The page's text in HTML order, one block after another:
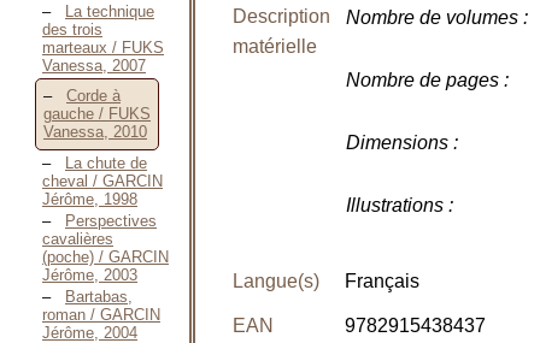
La technique
des trois
marteaux / FUKS
Vanessa, 2007
Corde à
gauche / FUKS
Vanessa, 2010
La chute de
cheval / GARCIN
Jérôme, 1998
Perspectives
cavalières
(poche) / GARCIN
Jérôme, 2003
Bartabas,
roman / GARCIN
Jérôme, 2004
Description
matérielle
Nombre de volumes:
Nombre de pages:
Dimensions:
Illustrations:
Langue(s) Français
EAN 9782915438437